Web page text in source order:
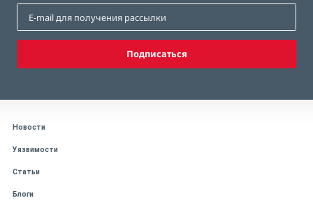
Подписаться
Новости
Уязвимости
Статьи
Блоги